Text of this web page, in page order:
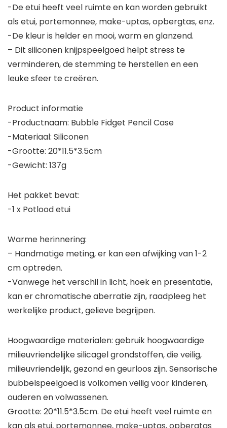
-De etui heeft veel ruimte en kan worden gebruikt
als etui, portemonnee, make-uptas, opbergtas, enz.
-De kleur is helder en mooi, warm en glanzend.
– Dit siliconen knijpspeelgoed helpt stress te
verminderen, de stemming te herstellen en een
leuke sfeer te creëren.
Product informatie
-Productnaam: Bubble Fidget Pencil Case
-Materiaal: Siliconen
-Grootte: 20*11.5*3.5cm
-Gewicht: 137g
Het pakket bevat:
-1 x Potlood etui
Warme herinnering:
– Handmatige meting, er kan een afwijking van 1-2
cm optreden.
-Vanwege het verschil in licht, hoek en presentatie,
kan er chromatische aberratie zijn, raadpleeg het
werkelijke product, gelieve begrijpen.
Hoogwaardige materialen: gebruik hoogwaardige
milieuvriendelijke silicagel grondstoffen, die veilig,
milieuvriendelijk, gezond en geurloos zijn. Sensorische
bubbelspeelgoed is volkomen veilig voor kinderen,
ouderen en volwassenen.
Grootte: 20*11.5*3.5cm. De etui heeft veel ruimte en